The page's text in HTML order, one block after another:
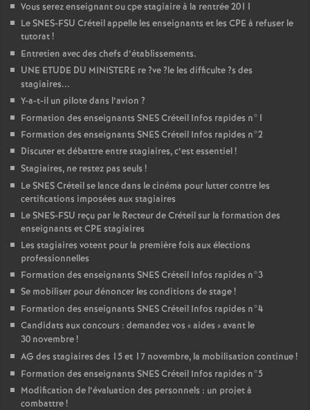
Vous serez enseignant ou cpe stagiaire à la rentrée 2011
LeSNES-FSU Créteil appelle les enseignants et les CPE à refuser le
tutorat!
Entretien avec des chefs d’établissements.
UNE ETUDE DU MINISTERE re?ve?le les difficulte?s des
stagiaires...
Y-a-t-il un pilote dans l’avion ?
Formation des enseignants SNESCréteil Infos rapides n°1
Formation des enseignants SNESCréteil Infos rapides n°2
Discuter et débattre entre stagiaires, c’est essentiel!
Stagiaires, ne restez pas seuls !
LeSNESCréteil se lance dans le cinéma pour lutter contre les
certifications imposées aux stagiaires
LeSNES-FSU reçu par le Recteur de Créteil sur la formation des
enseignants etCPE stagiaires
Les stagiaires votent pour la première fois aux élections
professionnelles
Formation des enseignants SNESCréteil Infos rapides n°3
Se mobiliser pour dénoncer les conditions de stage!
Formation des enseignants SNESCréteil Infos rapides n°4
Candidats aux concours : demandez vos «aides » avant le
30 novembre!
AG des stagiaires des 15 et 17 novembre, la mobilisation continue!
Formation des enseignants SNESCréteil Infos rapides n°5
Modification de l’évaluation des personnels : un projet à
combattre!